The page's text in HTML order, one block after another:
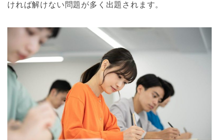
ければ解けない問題が多く出題されます。